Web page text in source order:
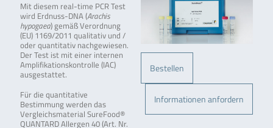
Bestellen
Informationen anfordern
Mit diesem real-time PCR Test
wird Erdnuss-DNA (Arachis
hypogaea) gemäß Verordnung
(EU) 1169/2011 qualitativ und /
oder quantitativ nachgewiesen.
Der Test ist mit einer internen
Amplifikationskontrolle (IAC)
ausgestattet.
Für die quantitative
Bestimmung werden das
Vergleichsmaterial SureFood®
QUANTARD Allergen 40 (Art. Nr.